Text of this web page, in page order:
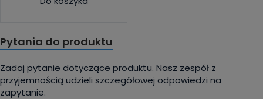
Pytania do produktu
Zadaj pytanie dotyczące produktu. Nasz zespół z
przyjemnością udzieli szczegółowej odpowiedzi na
zapytanie.